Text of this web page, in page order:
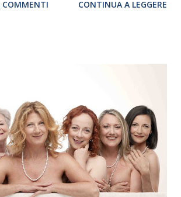
a Heiden, in Germania, e toccherà, in
dove si esibirà per il secondo anno
milanese avrà il piacere di applaudire i
Baltic Sea Youth Philharmonic per la quarta
fondata nel 2008 da Kristjan Järvi (affiancato
di consulent...
COMMENTI CONTINUA A LEGGERE